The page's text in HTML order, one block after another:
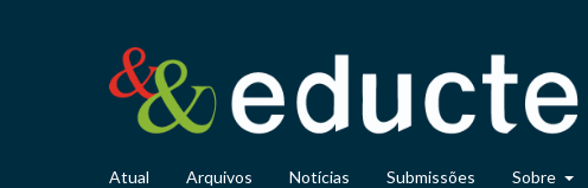
Atual Arquivos Notícias Submissões Sobre